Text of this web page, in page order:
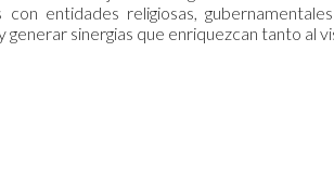
con entidades religiosas,
sinergias que enriquezcan tanto al